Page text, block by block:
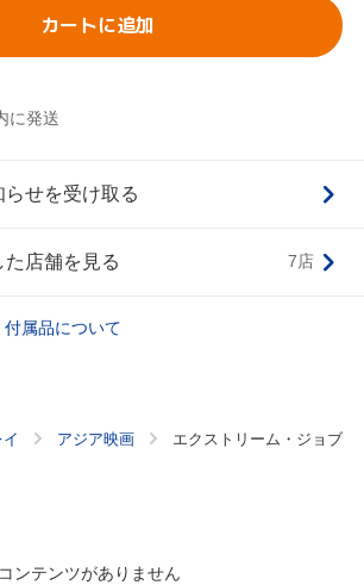
カートに追加
に発送
せを受け取る
店舗を見る 7店
属品について
アジア映画 エクストリーム・ジョブ
ンテンツがありません